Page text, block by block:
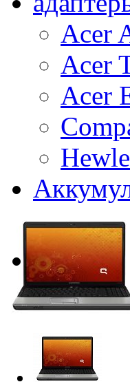
Acer
Acer
Acer